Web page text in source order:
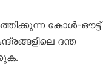
കോൾ-ഔട്ട്
ദന്ത